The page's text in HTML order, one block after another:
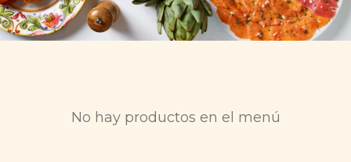
No hay productos en el menú